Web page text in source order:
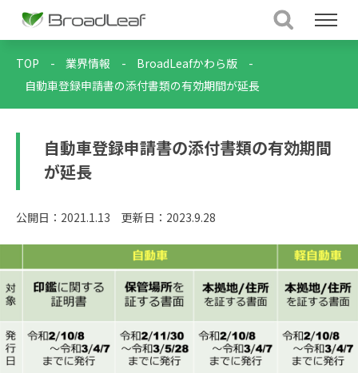
TOP - 業界情報 - BroadLeafかわら版
-
自動車登録申請書の添付書類の有効期間が延長
自動車登録申請書の添付書類の有効期間
が延長
公開日：2021.1.13 更新日：2023.9.28